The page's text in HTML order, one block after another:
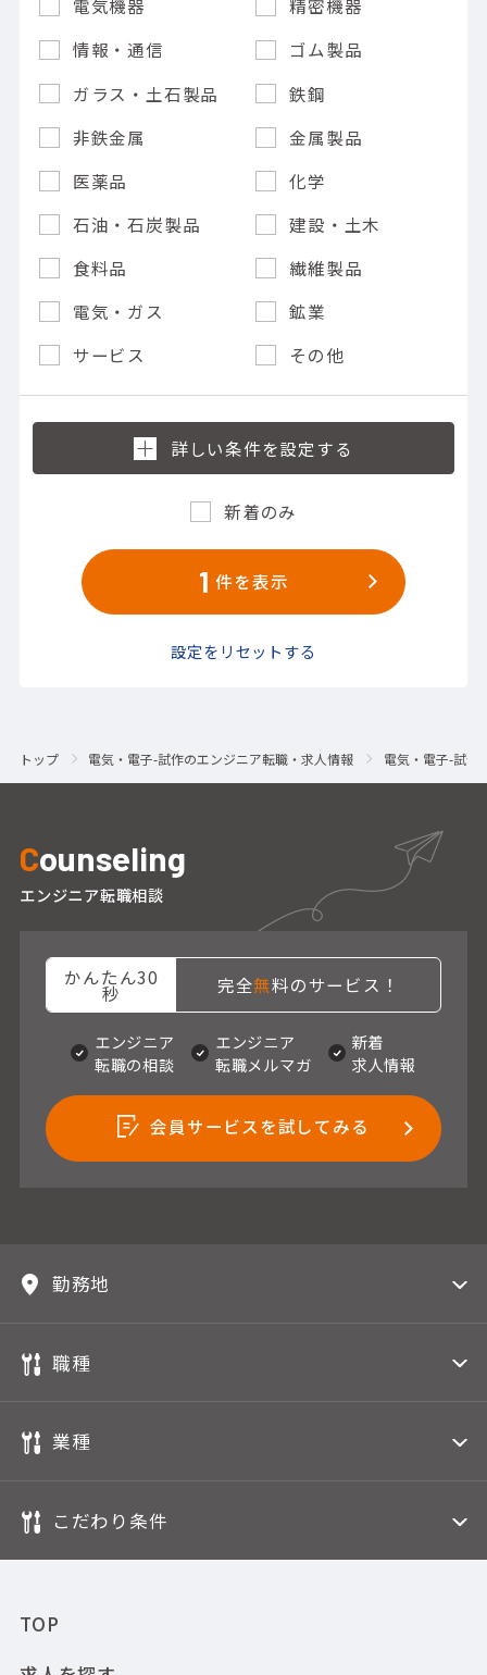
電気機器
精密機器
情報・通信
ゴム製品
ガラス・土石製品
鉄鋼
非鉄金属
金属製品
医薬品
化学
石油・石炭製品
建設・土木
食料品
繊維製品
電気・ガス
鉱業
サービス
その他
新着のみ
1 件を表示
設定をリセットする
トップ 電気・電子-試作のエンジニア転職・求人情報 電気・電子-試作
Counseling
エンジニア転職相談
かんたん30
秒 完全無料のサービス！
エンジニア
転職の相談
エンジニア
転職メルマガ
新着
求人情報
会員サービスを試してみる
勤務地
職種
業種
こだわり条件
TOP